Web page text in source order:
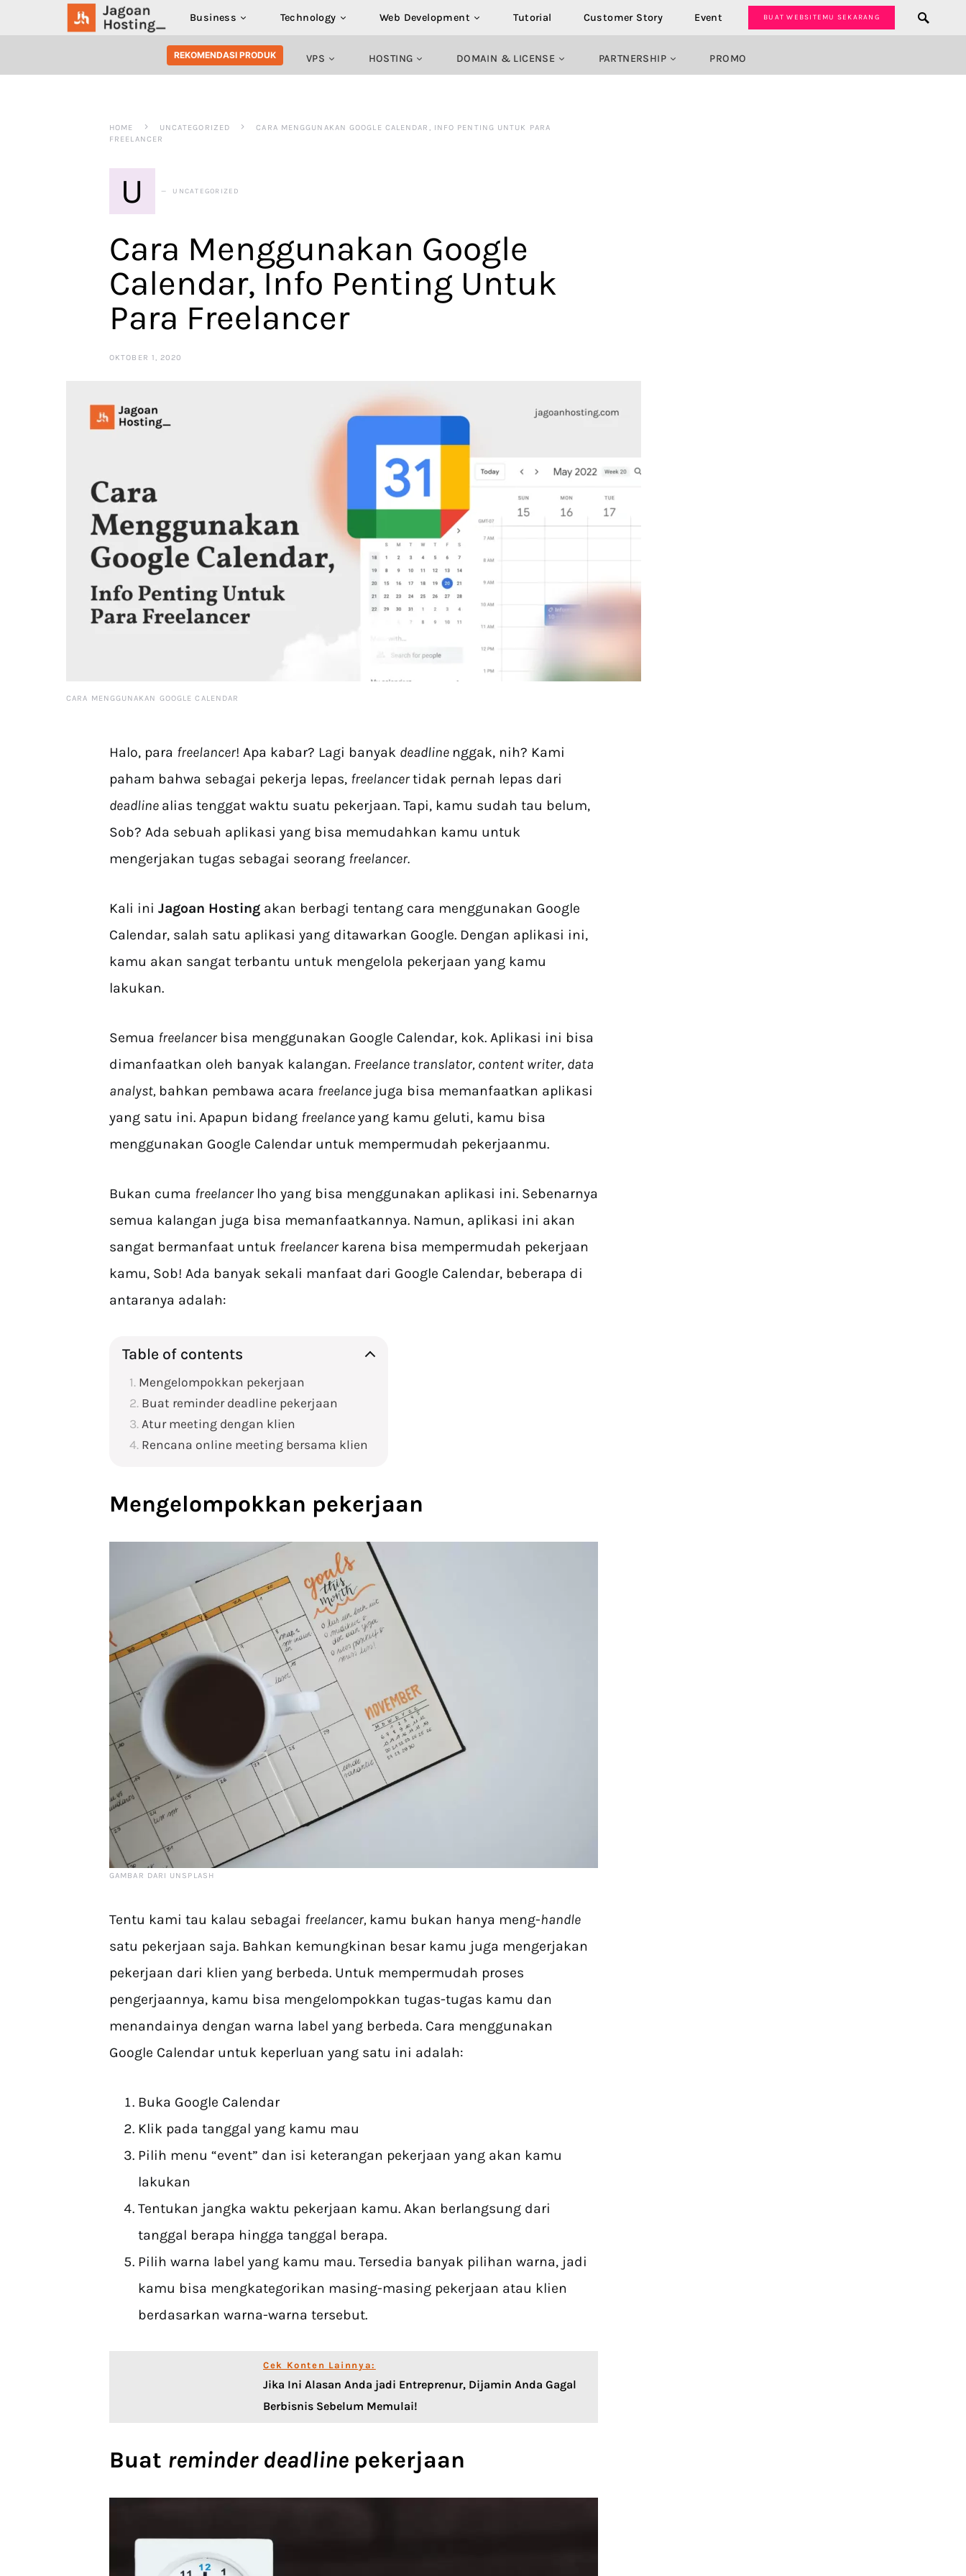
Business Technology Web Development Tutorial Customer Story Event BUAT WEBSITEMU SEKARANG
SEARCH FOR:
REKOMENDASI PRODUK VPS HOSTING DOMAIN & LICENSE PARTNERSHIP PROMO
HOME UNCATEGORIZED
CARA MENGGUNAKAN GOOGLE CALENDAR, INFO PENTING UNTUK PARA
FREELANCER
U UNCATEGORIZED
Cara Menggunakan Google
Calendar, Info Penting Untuk
Para Freelancer
OKTOBER 1, 2020
CARA MENGGUNAKAN GOOGLE CALENDAR
Halo, para freelancer! Apa kabar? Lagi banyak deadline nggak, nih? Kami
paham bahwa sebagai pekerja lepas, freelancertidak pernah lepas dari
deadline alias tenggat waktu suatu pekerjaan. Tapi, kamu sudah tau belum,
Sob? Ada sebuah aplikasi yang bisa memudahkan kamu untuk
mengerjakan tugas sebagai seorang freelancer.
Kali ini Jagoan Hosting akan berbagi tentang cara menggunakan Google
Calendar, salah satu aplikasi yang ditawarkan Google. Dengan aplikasi ini,
kamu akan sangat terbantu untuk mengelola pekerjaan yang kamu
lakukan.
Semua freelancer bisa menggunakan Google Calendar, kok. Aplikasi ini bisa
dimanfaatkan oleh banyak kalangan. Freelance translator, content writer, data
analyst, bahkan pembawa acara freelance juga bisa memanfaatkan aplikasi
yang satu ini. Apapun bidang freelanceyang kamu geluti, kamu bisa
menggunakan Google Calendar untuk mempermudah pekerjaanmu.
Bukan cuma freelancer lho yang bisa menggunakan aplikasi ini. Sebenarnya
semua kalangan juga bisa memanfaatkannya. Namun, aplikasi ini akan
sangat bermanfaat untuk freelancer karena bisa mempermudah pekerjaan
kamu, Sob! Ada banyak sekali manfaat dari Google Calendar, beberapa di
antaranya adalah:
Table of contents
Mengelompokkan pekerjaan
Buat reminder deadline pekerjaan
Atur meeting dengan klien
Rencana online meeting bersama klien
Mengelompokkan pekerjaan
GAMBAR DARI UNSPLASH
Tentu kami tau kalau sebagai freelancer, kamu bukan hanya meng-handle
satu pekerjaan saja. Bahkan kemungkinan besar kamu juga mengerjakan
pekerjaan dari klien yang berbeda. Untuk mempermudah proses
pengerjaannya, kamu bisa mengelompokkan tugas-tugas kamu dan
menandainya dengan warna label yang berbeda. Cara menggunakan
Google Calendar untuk keperluan yang satu ini adalah:
Buka Google Calendar
Klik pada tanggal yang kamu mau
Pilih menu “event” dan isi keterangan pekerjaan yang akan kamu
lakukan
Tentukan jangka waktu pekerjaan kamu. Akan berlangsung dari
tanggal berapa hingga tanggal berapa.
Pilih warna label yang kamu mau. Tersedia banyak pilihan warna, jadi
kamu bisa mengkategorikan masing-masing pekerjaan atau klien
berdasarkan warna-warna tersebut.
Cek Konten Lainnya:
Jika Ini Alasan Anda jadi Entreprenur, Dijamin Anda Gagal
Berbisnis Sebelum Memulai!
Buat reminder deadline pekerjaan